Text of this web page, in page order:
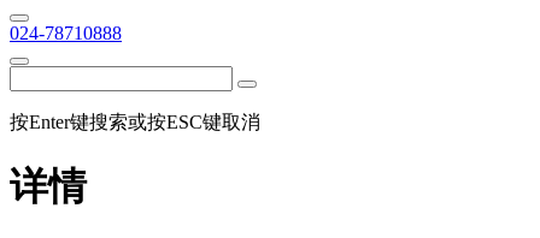
024-78710888
按Enter键搜索或按ESC键取消
详情